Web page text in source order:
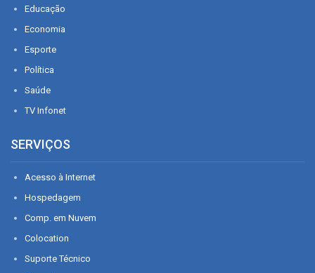
Educação
Economia
Esporte
Política
Saúde
TV Infonet
SERVIÇOS
Acesso à Internet
Hospedagem
Comp. em Nuvem
Colocation
Suporte Técnico